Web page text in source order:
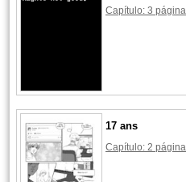
Capítulo: 3
17 ans
Capítulo: 2